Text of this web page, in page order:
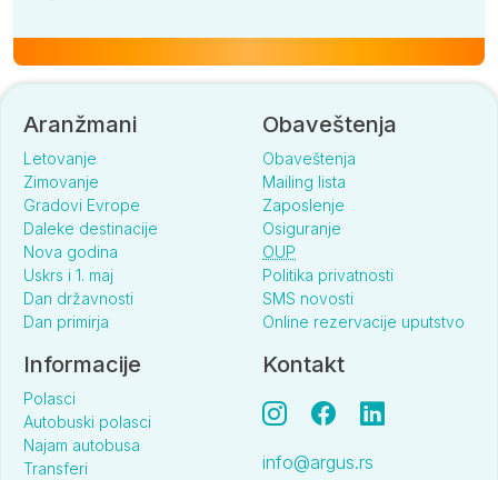
Aranžmani
Letovanje
Zimovanje
Gradovi Evrope
Daleke destinacije
Nova godina
Uskrs i 1. maj
Dan državnosti
Dan primirja
Obaveštenja
Obaveštenja
Mailing lista
Zaposlenje
Osiguranje
OUP
Politika privatnosti
SMS novosti
Online rezervacije uputstvo
Informacije
Polasci
Autobuski polasci
Najam autobusa
Transferi
Kontakt
info@argus.rs